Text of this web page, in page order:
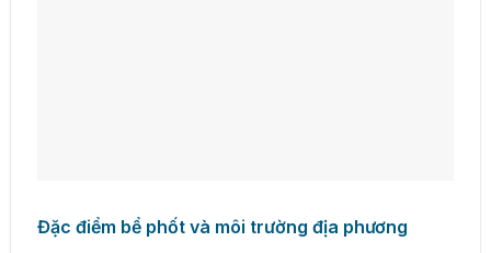
Đặc điểm bể phốt và môi trường địa phương